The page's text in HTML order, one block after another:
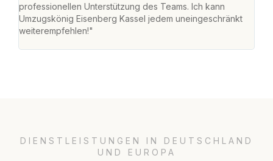
professionellen Unterstützung des Teams. Ich kann
Umzugskönig Eisenberg Kassel jedem uneingeschränkt
weiterempfehlen!"
DIENSTLEISTUNGEN IN DEUTSCHLAND
UND EUROPA